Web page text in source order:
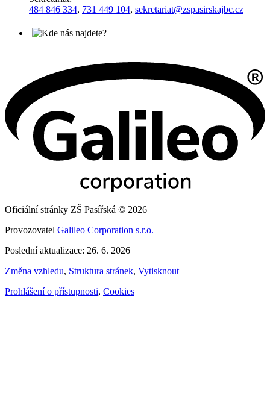
484 846 334, 731 449 104, sekretariat@zspasirskajbc.cz
Oficiální stránky ZŠ Pasířská © 2026
Provozovatel Galileo Corporation s.r.o.
Poslední aktualizace: 26. 6. 2026
Změna vzhledu, Struktura stránek, Vytisknout
Prohlášení o přístupnosti, Cookies